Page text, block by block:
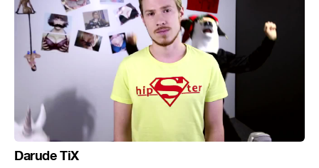
Darude TiX